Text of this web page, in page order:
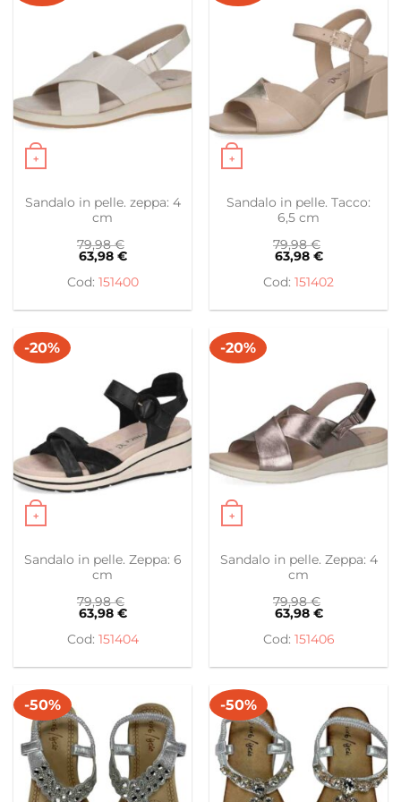
+
Questo prodotto ha più varianti. Le opzioni possono
Sandalo in pelle. zeppa: 4
cm
79,98€
63,98 €
151400
+
Questo prodotto ha più
Sandalo in pelle. Tacco:
6,5 cm
79,98€
63,98 €
151402
-20%
+
Questo prodotto ha più varianti. Le opzioni possono
Sandalo in pelle. Zeppa: 6
cm
79,98€
63,98 €
151404
-20%
+
Questo prodotto ha più
Sandalo in pelle. Zeppa: 4
cm
79,98€
63,98 €
151406
-50% -50%